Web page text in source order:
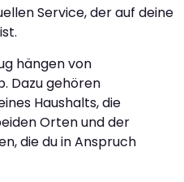
Service, der auf deine
hängen von
Dazu gehören
Haushalts, die
Orten und der
die du in Anspruch